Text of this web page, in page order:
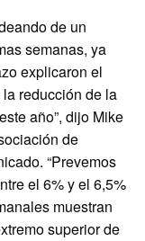
de un
semanas, ya
explicaron el
reducción de la
año”, dijo Mike
de
“Prevemos
el 6% y el 6,5%
muestran
superior de